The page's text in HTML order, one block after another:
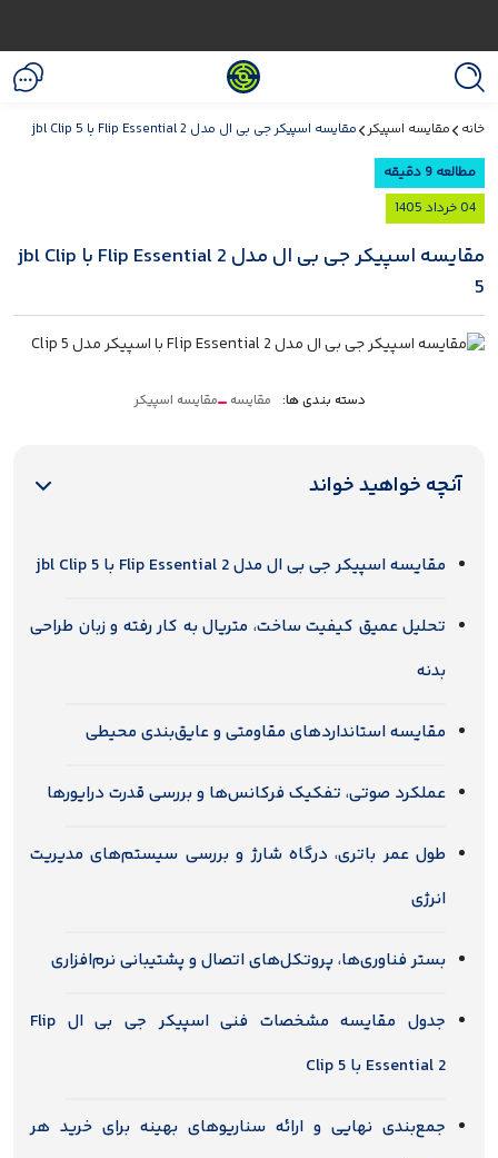
خانه مقایسه اسپیکر مقایسه اسپیکر جی بی ال مدل Flip Essential 2 با jbl Clip 5
مطالعه 9 دقیقه
04 خرداد 1405
مقایسه اسپیکر جی بی ال مدل Flip Essential 2 با jbl Clip
5
دسته بندی ها: مقایسه مقایسه اسپیکر
آنچه خواهید خواند
مقایسه اسپیکر جی بی ال مدل Flip Essential 2 با jbl Clip 5
تحلیل عمیق کیفیت ساخت، متریال به کار رفته و زبان طراحی
بدنه
مقایسه استانداردهای مقاومتی و عایق‌بندی محیطی
عملکرد صوتی، تفکیک فرکانس‌ها و بررسی قدرت درایورها
طول عمر باتری، درگاه شارژ و بررسی سیستم‌های مدیریت
انرژی
بستر فناوری‌ها، پروتکل‌های اتصال و پشتیبانی نرم‌افزاری
جدول مقایسه مشخصات فنی اسپیکر جی بی ال Flip
Essential 2 با Clip 5
جمع‌بندی نهایی و ارائه سناریوهای بهینه برای خرید هر